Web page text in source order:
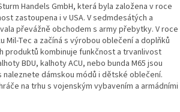
Handels GmbH, která byla založena v roce
zastoupena i v USA. V sedmdesátých a
převážně obchodem s army přebytky. V roce
Mil-Tec a začíná s výrobou oblečení a doplňků
produktů kombinuje funkčnost a trvanlivost
BDU, kalhoty ACU, nebo bunda M65 jsou
dámskou módů i dětské oblečení.
na trhu s vojenským vybavením a armádními